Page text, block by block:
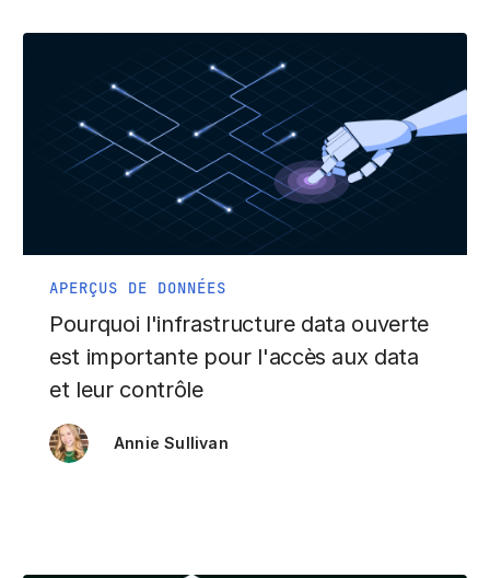
APERÇUS DE DONNÉES
Pourquoi l'infrastructure data ouverte
est importante pour l'accès aux data
et leur contrôle
Annie Sullivan